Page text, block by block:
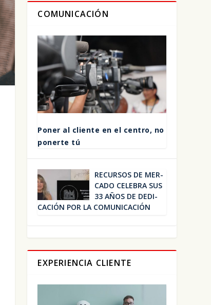
COMUNICACIÓN
Poner al clien­te en el cen­tro, no
poner­te tú
RECUR­SOS DE MER­
CA­DO CELE­BRA SUS
33 AÑOS DE DEDI­
CA­CIÓN POR LA COMU­NI­CA­CIÓN
EXPERIENCIA CLIENTE